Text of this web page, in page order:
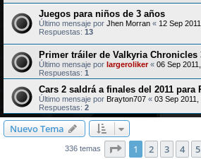
Juegos para niños de 3 años
Último mensaje por Jhen Morran « 12 Sep
Respuestas: 13
Primer tráiler de Valkyria
Último mensaje por largeroliker« 06 Sep 2011,
Respuestas: 1
Cars 2 saldrá a finales del 2011 para
Último mensaje por Brayton707 « 03 Sep 2011,
Respuestas: 2
Nuevo Tema
336 temas Página de 14
1 2 3 4 5